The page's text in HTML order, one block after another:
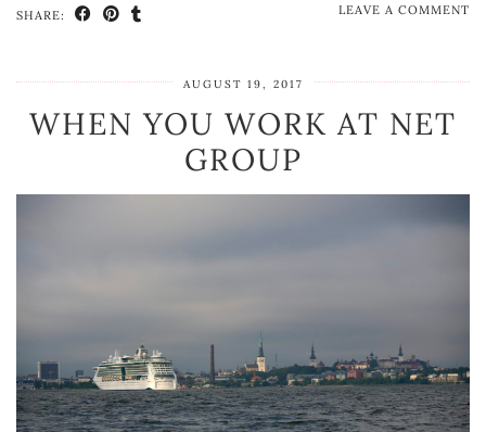
SHARE: LEAVE A COMMENT
AUGUST 19, 2017
WHEN YOU WORK AT NET
GROUP